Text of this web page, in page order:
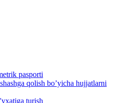
pasporti
qolish bo’yicha hujjatlarni
turish